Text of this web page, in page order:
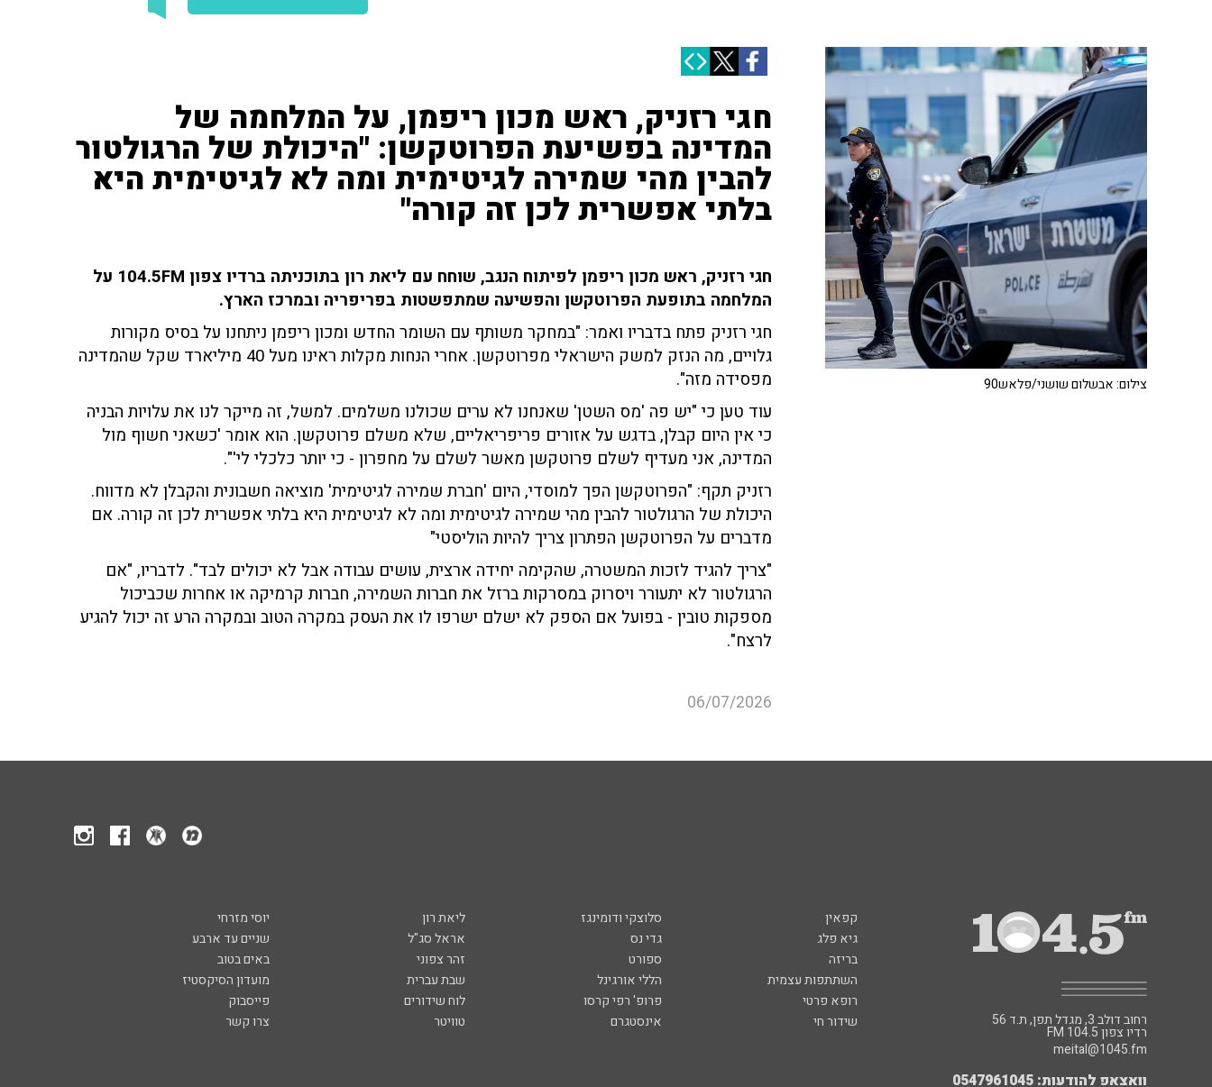
חגי רזניק, ראש מכון ריפמן, על המלחמה של
המדינה בפשיעת הפרוטקשן: "היכולת של הרגולטור
להבין מהי שמירה לגיטימית ומה לא לגיטימית היא
בלתי אפשרית לכן זה קורה"
חגי רזניק, ראש מכון ריפמן לפיתוח הנגב, שוחח עם ליאת רון בתוכניתה ברדיו צפון 104.5FM על
המלחמה בתופעת הפרוטקשן והפשיעה שמתפשטות בפריפריה ובמרכז הארץ.
חגי רזניק פתח בדבריו ואמר: "במחקר משותף עם השומר החדש ומכון ריפמן ניתחנו על בסיס מקורות
גלויים, מה הנזק למשק הישראלי מפרוטקשן. אחרי הנחות מקלות ראינו מעל 40 מיליארד שקל שהמדינה
מפסידה מזה".
עוד טען כי "יש פה 'מס השטן' שאנחנו לא ערים שכולנו משלמים. למשל, זה מייקר לנו את עלויות הבניה
כי אין היום קבלן, בדגש על אזורים פריפריאליים, שלא משלם פרוטקשן. הוא אומר 'כשאני חשוף מול
המדינה, אני מעדיף לשלם פרוטקשן מאשר לשלם על מחפרון - כי יותר כלכלי לי'".
רזניק תקף: "הפרוטקשן הפך למוסדי, היום 'חברת שמירה לגיטימית' מוציאה חשבונית והקבלן לא מדווח.
היכולת של הרגולטור להבין מהי שמירה לגיטימית ומה לא לגיטימית היא בלתי אפשרית לכן זה קורה. אם
מדברים על הפרוטקשן הפתרון צריך להיות הוליסטי"
"צריך להגיד לזכות המשטרה, שהקימה יחידה ארצית, עושים עבודה אבל לא יכולים לבד". לדבריו, "אם
הרגולטור לא יתעורר ויסרוק במסרקות ברזל את חברות השמירה, חברות קרמיקה או אחרות שכביכול
מספקות טובין - בפועל אם הספק לא ישלם ישרפו לו את העסק במקרה הטוב ובמקרה הרע זה יכול להגיע
לרצח".
06/07/2026
צילום: אבשלום שושני/פלאש90
קפאין סלוצקי ודומינגז ליאת רון
יוסי מזרחי
גיא פלג
גדי נס אראל סג"ל
שניים עד ארבע
בריזה
ספורט זהר צפוני
באים בטוב
השתתפות עצמית
הללי אורגינל שבת עברית
מועדון הסיקסטיז
רופא פרטי
פרופ' רפי קרסו לוח שידורים
פייסבוק
שידור חי
אינסטגרם טוויטר צרו קשר רחוב דולב 3, מגדל תפן, ת.ד 56
FM רדיו צפון 104.5
meital@1045.fm
וואצאפ להודעות: 0547961045